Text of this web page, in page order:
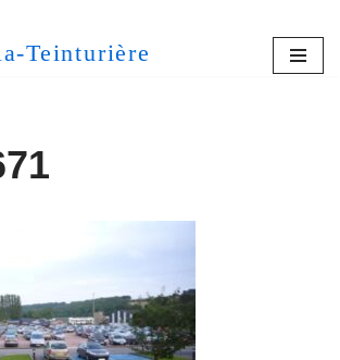
Teinturière